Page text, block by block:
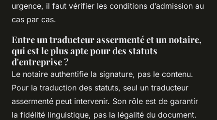
urgence, il faut vérifier les conditions d’admission au
cas par cas.
Entre un traducteur assermenté et un notaire,
qui est le plus apte pour des statuts
d'entreprise ?
Le notaire authentifie la signature, pas le contenu.
Pour la traduction des statuts, seul un traducteur
assermenté peut intervenir. Son rôle est de garantir
la fidélité linguistique, pas la légalité du document.